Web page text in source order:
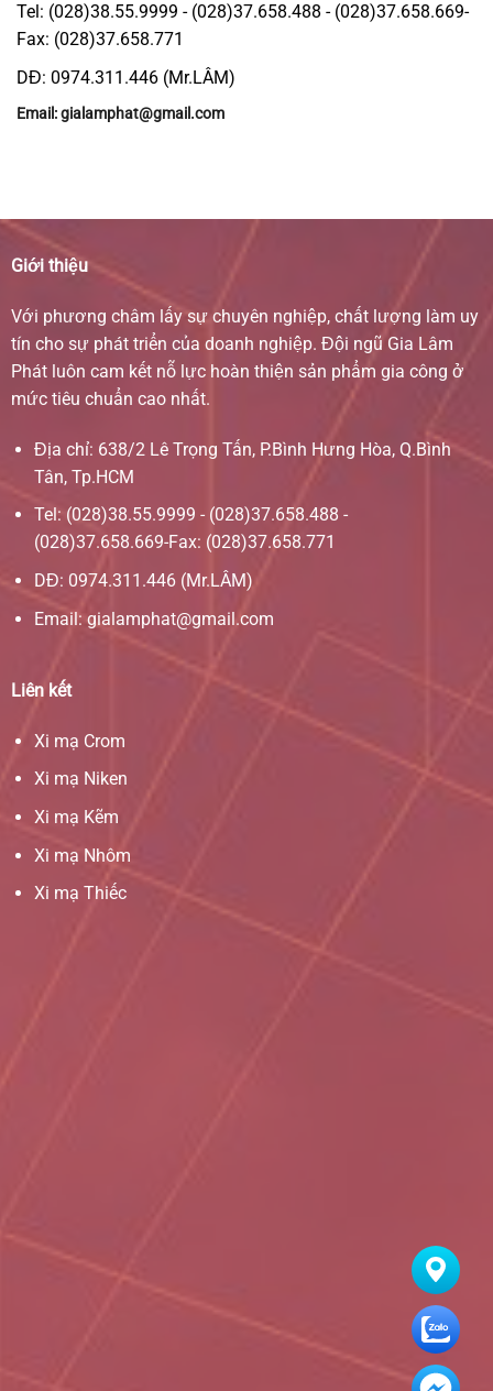
Tel: (028)38.55.9999 - (028)37.658.488 - (028)37.658.669-
Fax: (028)37.658.771
DĐ: 0974.311.446 (Mr.LÂM)
Email: gialamphat@gmail.com
Giới thiệu
Với phương châm lấy sự chuyên nghiệp, chất lượng làm uy
tín cho sự phát triển của doanh nghiệp. Đội ngũ Gia Lâm
Phát luôn cam kết nỗ lực hoàn thiện sản phẩm gia công ở
mức tiêu chuẩn cao nhất.
Địa chỉ: 638/2 Lê Trọng Tấn, P.Bình Hưng Hòa, Q.Bình
Tân, Tp.HCM
Tel: (028)38.55.9999 - (028)37.658.488 -
(028)37.658.669-Fax: (028)37.658.771
DĐ: 0974.311.446 (Mr.LÂM)
Email: gialamphat@gmail.com
Liên kết
Xi mạ Crom
Xi mạ Niken
Xi mạ Kẽm
Xi mạ Nhôm
Xi mạ Thiếc